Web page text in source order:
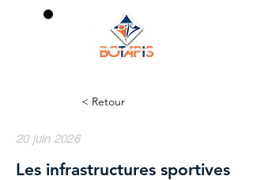
< Retour
20 juin 2026
Les infrastructures sportives